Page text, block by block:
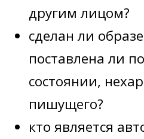
другим лицом?
сделан ли
поставлена ли
состоянии,
пишущего?
кто является